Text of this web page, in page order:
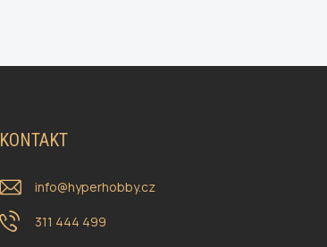
KONTAKT
info@hyperhobby.cz
311 444 499